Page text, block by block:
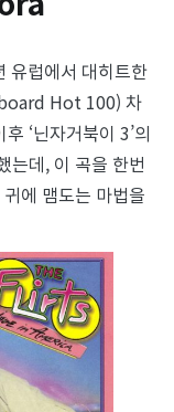
유럽에서 대히트한
Hot 100) 차
‘닌자거북이 3’의
는데, 이 곡을 한번
에 맴도는 마법을